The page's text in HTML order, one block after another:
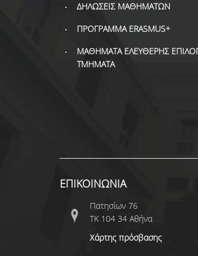
ΔΗΛΩΣΕΙΣ ΜΑΘΗΜΑΤΩΝ
ΠΡΟΓΡΑΜΜΑ ERASMUS+
ΜΑΘΗΜΑΤΑ ΕΛΕΥΘΕΡΗΣ
ΤΜΗΜΑΤΑ
ΕΠΙΚΟΙΝΩΝΙΑ
Πατησίων 76
ΤΚ 104 34 Αθήνα
Χάρτης πρόσβασης